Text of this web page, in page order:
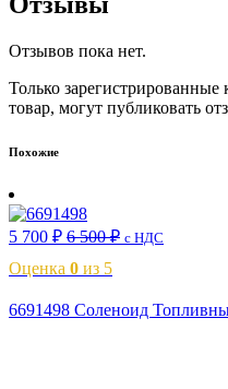
Отзывов пока нет.
Только
товар, могут публиковать
Похожие
5 700 ₽ 6 500₽ с НДС
Оценка 0 из 5
6691498 Соленоид